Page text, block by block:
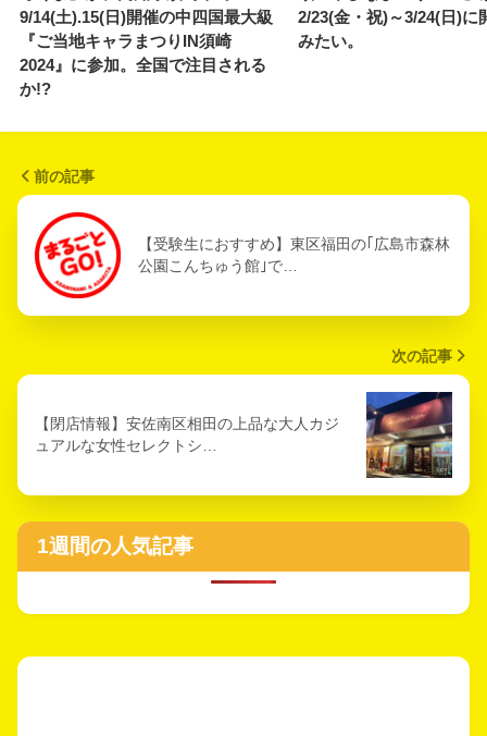
9/14(土).15(日)開催の中四国最大級
『ご当地キャラまつりIN須崎
2024』に参加。全国で注目される
か!?
2/23(金・祝)～3/24(日)に
みたい。
前の記事
【受験生におすすめ】東区福田の｢広島市森林
公園こんちゅう館｣で…
次の記事
【閉店情報】安佐南区相田の上品な大人カジ
ュアルな女性セレクトシ…
1週間の人気記事